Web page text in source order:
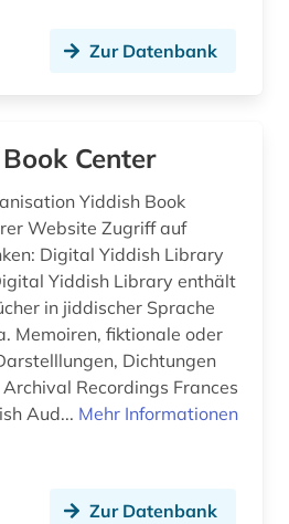
bankenregulierung (1)
(1)
Zur Datenbank
Center
Yiddish Book
Website Zugriff auf
Library
Yiddish Library enthält
in jiddischer Sprache
Memoiren, fiktionale oder
Dichtungen
Aud... Mehr Informationen
Zur Datenbank